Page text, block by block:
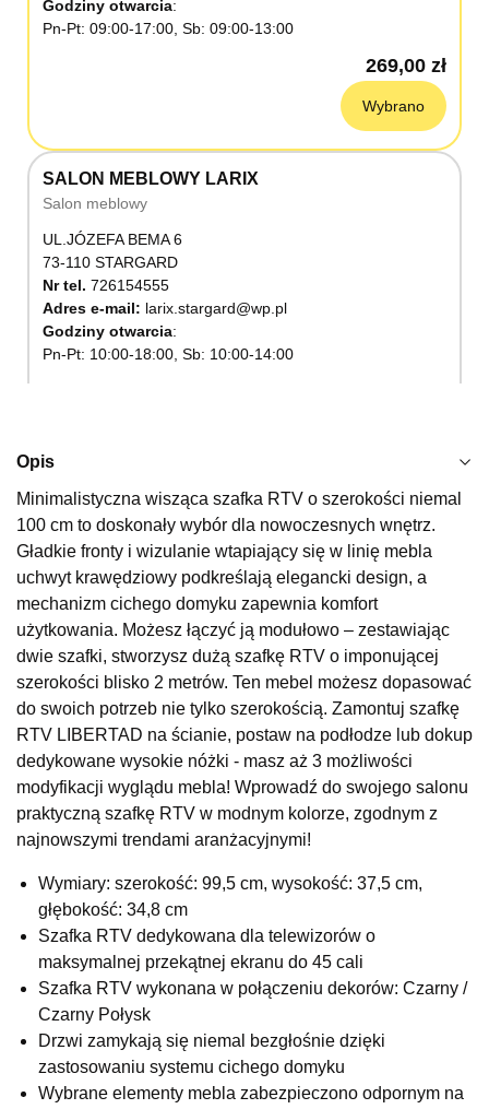
Godziny otwarcia
Pn-Pt: 09:00-17:00, Sb: 09:00-13:00
269,00 zł
Wybrano
SALON MEBLOWY LARIX
Salon meblowy
UL.JÓZEFA BEMA 6
73-110 STARGARD
Nr tel. 726154555
Adres e-mail: larix.stargard@wp.pl
Godziny otwarcia
Pn-Pt: 10:00-18:00, Sb: 10:00-14:00
SALON MEBLOWY KUBUŚ
Salon meblowy
UL.RZEMIEŚLNICZA 6
66-470 KOSTRZYN NAD ODRĄ
Nr tel.507103199
Godziny otwarcia
Pn-Pt: 10:00-18:00, Sb: 10:00-14:00
269,00 zł
Wybierz
SALON MEBLOWY M JAK MEBLE
Salon meblowy
76-100 SŁAWNO
Nr tel.502668736
Adres e-mail:pph.catrin@wp.pl
Godziny otwarcia
Pn-Pt: 09:00-17:00, Sb: 09:00-13:00
Opis
Minimalistyczna wisząca szafka RTV o szerokości niemal
100 cm to doskonały wybór dla nowoczesnych wnętrz.
Gładkie fronty i wizulanie wtapiający się w linię mebla
uchwyt krawędziowy podkreślają elegancki design, a
mechanizm cichego domyku zapewnia komfort
użytkowania. Możesz łączyć ją modułowo – zestawiając
dwie szafki, stworzysz dużą szafkę RTV o imponującej
szerokości blisko 2 metrów. Ten mebel możesz dopasować
do swoich potrzeb nie tylko szerokością. Zamontuj szafkę
RTV LIBERTAD na ścianie, postaw na podłodze lub dokup
dedykowane wysokie nóżki - masz aż 3 możliwości
modyfikacji wyglądu mebla! Wprowadź do swojego salonu
praktyczną szafkę RTV w modnym kolorze, zgodnym z
najnowszymi trendami aranżacyjnymi!
Wymiary: szerokość: 99,5 cm, wysokość: 37,5 cm,
głębokość: 34,8 cm
Szafka RTV dedykowana dla telewizorów o
maksymalnej przekątnej ekranu do 45 cali
Szafka RTV wykonana w połączeniu dekorów: Czarny /
Czarny Połysk
Drzwi zamykają się niemal bezgłośnie dzięki
zastosowaniu systemu cichego domyku
Wybrane elementy mebla zabezpieczono odpornym na